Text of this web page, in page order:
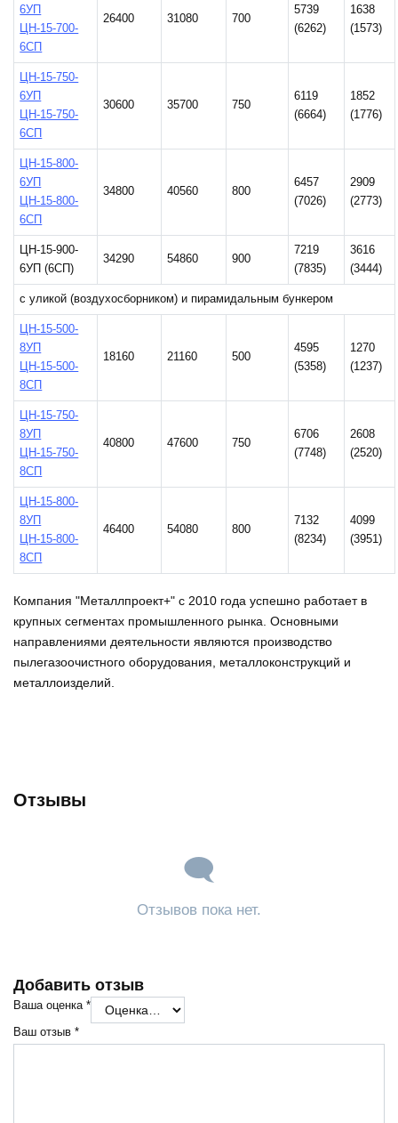
6УП
ЦН-15-700-
6СП
26400 31080 700
5739
(6262)
1638
(1573)
ЦН-15-750-
6УП
ЦН-15-750-
6СП
30600 35700 750
6119
(6664)
1852
(1776)
ЦН-15-800-
6УП
ЦН-15-800-
6СП
34800 40560 800
6457
(7026)
2909
(2773)
ЦН-15-900-
6УП (6СП)
34290 54860 900
7219
(7835)
3616
(3444)
с уликой (воздухосборником) и пирамидальным бункером
ЦН-15-500-
8УП
ЦН-15-500-
8СП
18160 21160 500
4595
(5358)
1270
(1237)
ЦН-15-750-
8УП
ЦН-15-750-
8СП
40800 47600 750
6706
(7748)
2608
(2520)
ЦН-15-800-
8УП
ЦН-15-800-
8СП
46400 54080 800
7132
(8234)
4099
(3951)
Компания "Металлпроект+" с 2010 года успешно работает в
крупных сегментах промышленного рынка. Основными
направлениями деятельности являются производство
пылегазоочистного оборудования, металлоконструкций и
металлоизделий.
Отзывы
Отзывов пока нет.
Добавить отзыв
Ваша оценка *
Ваш отзыв *